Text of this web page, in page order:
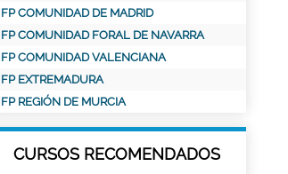
FP COMUNIDAD DE MADRID
FP COMUNIDAD FORAL DE NAVARRA
FP COMUNIDAD VALENCIANA
FP EXTREMADURA
FP REGIÓN DE MURCIA
CURSOS RECOMENDADOS